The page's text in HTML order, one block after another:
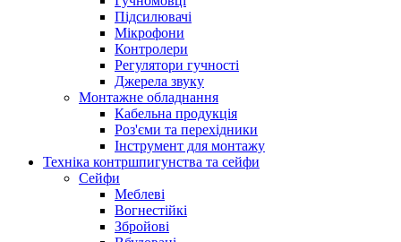
Підсилювачі
Мікрофони
Контролери
Регулятори гучності
Джерела звуку
Монтажне обладнання
Кабельна продукція
Роз'єми та перехідники
Інструмент для монтажу
Техніка контршпигунства та сейфи
Сейфи
Меблеві
Вогнестійкі
Збройові